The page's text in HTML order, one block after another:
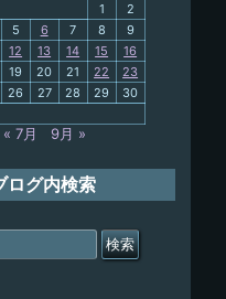
1
2
5 6 7 8
9
12 13 14 15
16
19 20 21 22
23
26 27 28 29
30
« 7月 9月 »
ログ内検索